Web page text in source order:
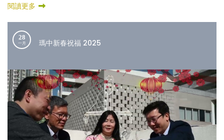
閱讀更多
28
一月 瑪中新春祝福 2025